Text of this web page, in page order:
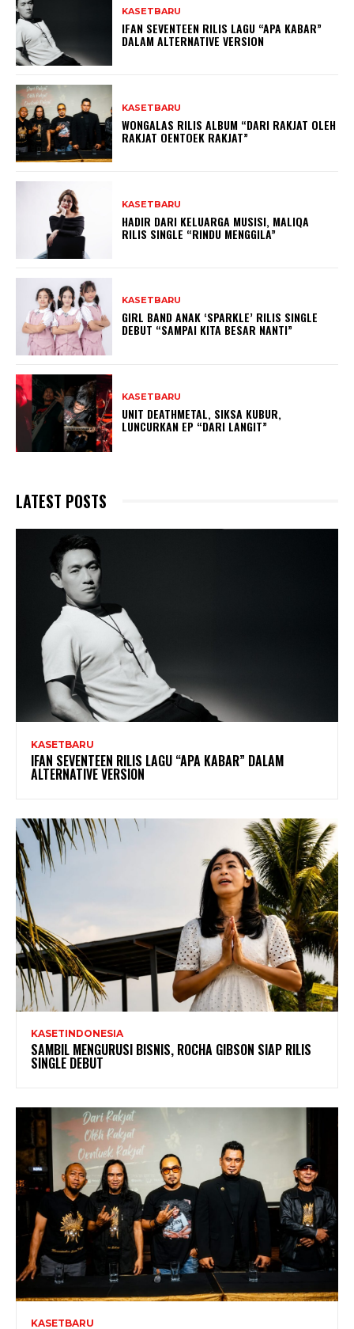
KASETBARU
IFAN SEVENTEEN RILIS LAGU “APA KABAR”
DALAM ALTERNATIVE VERSION
KASETBARU
WONGALAS RILIS ALBUM “DARI RAKJAT OLEH
RAKJAT OENTOEK RAKJAT”
KASETBARU
HADIR DARI KELUARGA MUSISI, MALIQA
RILIS SINGLE “RINDU MENGGILA”
KASETBARU
GIRL BAND ANAK ‘SPARKLE’ RILIS SINGLE
DEBUT “SAMPAI KITA BESAR NANTI”
KASETBARU
UNIT DEATHMETAL, SIKSA KUBUR,
LUNCURKAN EP “DARI LANGIT”
LATEST POSTS
KASETBARU
IFAN SEVENTEEN RILIS LAGU “APA KABAR” DALAM
ALTERNATIVE VERSION
KASETINDONESIA
SAMBIL MENGURUSI BISNIS, ROCHA GIBSON SIAP RILIS
SINGLE DEBUT
KASETBARU